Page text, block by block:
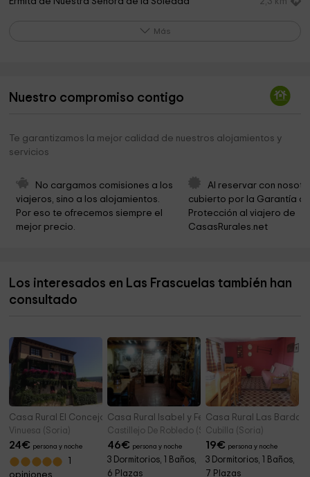
Iglesia de la Visitación de Nuestra Señora
Ayuntamiento De Renieblas 4,4 km
Iglesia de Ntra Sra de la Asunción
Iglesia Virgen del Almuerzo
Iglesia de San Juan Bautista
Cementerio de Aldehuela de Periáñez 5,5 km
Ayuntamiento de Ausejo de la Sierra 5,7 km
Más
Nuestro compromiso contigo
Te garantizamos la mejor calidad de nuestros alojamientos y
servicios
No cargamos comisiones a los
viajeros, sino a los alojamientos.
Por eso te ofrecemos siempre el
mejor precio.
Al reservar con
cubierto por la Garantía
Protección al viajero de
CasasRurales.net
Los interesados en Las Frascuelas también han
consultado
Casa Rural El Concejo de Vinuesa
Vinuesa (Soria)
24€ persona y noche
Casa Rural Isabel y Fernando
Castillejo De Robledo (Soria)
46€ persona y noche
3 Dormitorios, 1 Baños,
6 Plazas
Casa Rural Las Bardas
Cubilla (Soria)
19€ persona y noche
3 Dormitorios, 1 Baños,
7 Plazas